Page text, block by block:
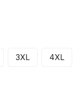
3XL 4XL